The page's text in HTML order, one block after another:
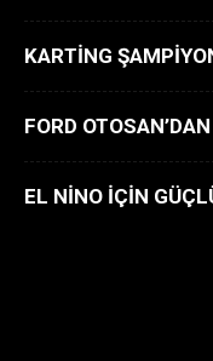
KARTİNG
FORD
EL NİNO İÇİN